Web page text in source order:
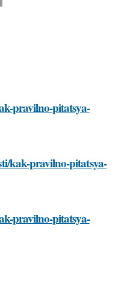
pravilno-pitatsya-
kak-pravilno-pitatsya-
pravilno-pitatsya-